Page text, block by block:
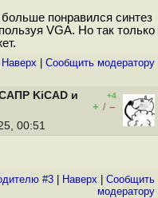
понравился синтез
VGA. Но так только
Наверх Cообщить модератору
KiCAD и
+4
+ / –
00:51
#3 Наверх
Cообщить
модератору